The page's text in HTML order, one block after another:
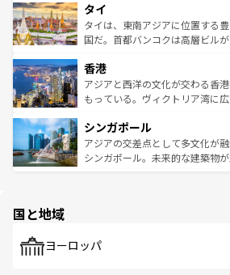
リティに包まれながら、韓国の
わってみてほしい。
覧を参照してほしい。
急速な発展と共に伝統が息づく
ーチミン市のフランス統治時代
醸し出している。また、バラエ
とつ。フォーやバインミー、ベト
ひ現地で味わいたい。どの地域
が旅行者を迎えてくれるので、
参照してほしい。
タイ
タイは、東南アジアに位置する
国だ。首都バンコクは高層ビル
の活気が交差している。北部では
帯で自然と触れ合い、南部では
いビーチでリゾート気分を楽し
激する。気候は一年中温暖で、
が待っている。親しみやすいタ
た文化、そして多様な観光資源
香港
アジアと西洋の文化が交わる香
もっている。ヴィクトリア湾に
み、どこを訪れても感動するはず
ており、効率よく見どころを回
うな絶景から文化的な体験まで
シンガポール
アジアの交差点として多文化が
シンガポール。未来的な建築物
で、ホーカーズは地元の風情を楽
国と地域
ヨーロッパ